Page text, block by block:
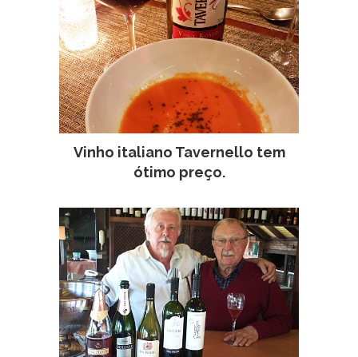
Vinho italiano Tavernello tem
ótimo preço.